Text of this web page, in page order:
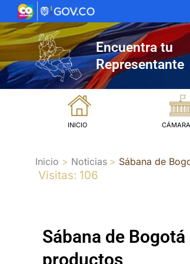
al
contenido
Encuentra tu
Representante
INICIO CÁMARA
Inicio Noticias Sábana de
Visitas: 106
Sábana de
productos